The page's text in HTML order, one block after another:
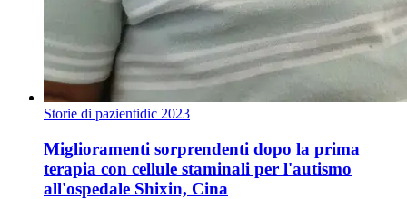
Storie di pazientidic 2023
Miglioramenti sorprendenti dopo la prima
terapia con cellule staminali per l'autismo
all'ospedale Shixin, Cina